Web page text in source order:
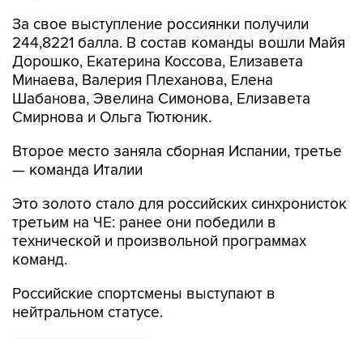
За свое выступление россиянки получили
244,8221 балла. В состав команды вошли Майя
Дорошко, Екатерина Коссова, Елизавета
Минаева, Валерия Плеханова, Елена
Шабанова, Эвелина Симонова, Елизавета
Смирнова и Ольга Тютюник.
Второе место заняла сборная Испании, третье
— команда Италии
Это золото стало для российских синхронисток
третьим на ЧЕ: ранее они победили в
технической и произвольной программах
команд.
Российские спортсмены выступают в
нейтральном статусе.